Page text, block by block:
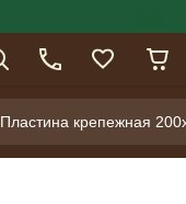
Пластина крепежная